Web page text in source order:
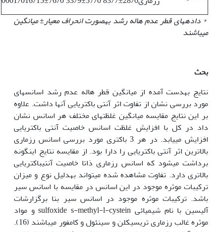
* داده‏های قطر عدم هاله رشد به‏صورت انحراف معیار±میانگین
می‏باشند
بحث
نتایج به‏دست آمده از میانگین قطر هاله عدم رشد اسانس‏های
مورد بررسی نشان از تفاوت اثر آنتی باکتریایی آن‏ها داشت. علاوه
بر این نتایج مقایسه میانگین غلظت‏های مختلف هر اسانس نشان
داد در کل با افزایش غلظت اسانس خاصیت آنتی باکتریایی
افزایش می‏یابد. در هر 3 باکتری مورد بررسی اسانس رزماری
بالاترین اثر آنتی باکتریایی را دارا بود. از مقایسه نتایج این‏گونه
برداشت می‏شود که اسانس رزماری ذاتا خاصیت آنتی‏باکتریایی
بالاتری دارد. تفاوت مشاهده شده می‏تواند به‏دلیل نوع و میزان
ترکیبات موثره موجود در این اسانس در مقایسه با اسانس سیر
باشد. ترکیبات موثره موجود در اسانس سیر بنا برگزارشات
آلیسین با نام شیمیائی sulfoxide s-methyl-l-cystein و مواد
موثره غالب رزماری تری‏سیکلن و سینئول و کامفور می‏باشند (16).